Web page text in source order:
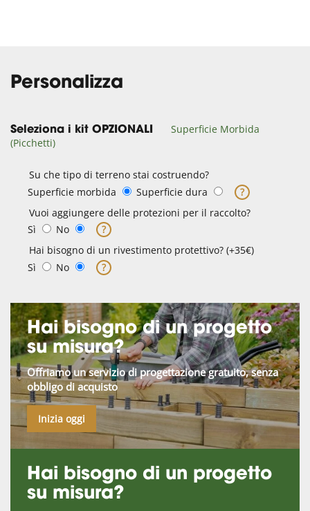
Personalizza
Seleziona i kit OPZIONALI
Superficie Morbida
(Picchetti)
Su che tipo di terreno stai costruendo?
Superficie morbida
Superficie dura
?
Vuoi aggiungere delle protezioni per il raccolto?
Sì
No
?
Hai bisogno di un rivestimento protettivo? (+35€)
Sì
No ?
Hai bisogno di un progetto
su misura?
Offriamo un servizio di progettazione gratuito, senza
obbligo di acquisto
Inizia oggi
Hai bisogno di un progetto
su misura?